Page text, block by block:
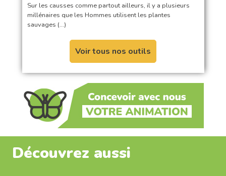
Sur les causses comme partout ailleurs, il y a plusieurs
millénaires que les Hommes utilisent les plantes
sauvages (…)
Voir tous nos outils
Découvrez aussi